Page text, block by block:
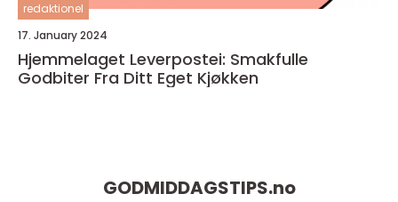
redaktionel
17. January 2024
Hjemmelaget Leverpostei: Smakfulle
Godbiter Fra Ditt Eget Kjøkken
GODMIDDAGSTIPS.no